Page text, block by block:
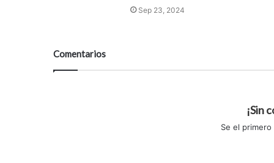
Sep 23, 2024
Comentarios
¡Sin
Se el